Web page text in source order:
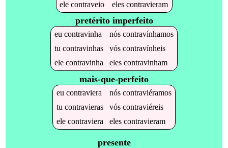
elecontraveio elescontravieram
pretérito imperfeito
eu contravinha nós contravínhamos
tu contravinhas vós contravínheis
ele contravinha eles contravinham
mais-que-perfeito
eu contraviera nós contraviéramos
tu contravieras vós contraviéreis
ele contraviera eles contravieram
presente